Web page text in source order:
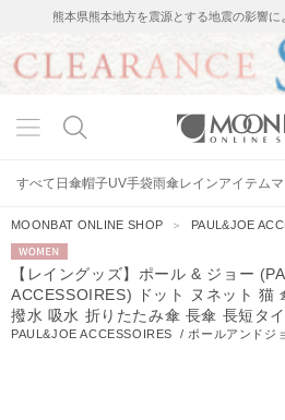
熊本県熊本地方を震源とする地震の影響
すべて 日傘帽子UV手袋雨傘レインアイテム
MOONBAT ONLINE SHOP ＞ PAUL&JOE
WOMEN
【レイングッズ】ポール & ジョー
ACCESSOIRES) ドット ヌネット 猫
撥水 吸水 折りたたみ傘 長傘 長短タ
PAUL&JOE ACCESSOIRES / ポールアンドジ